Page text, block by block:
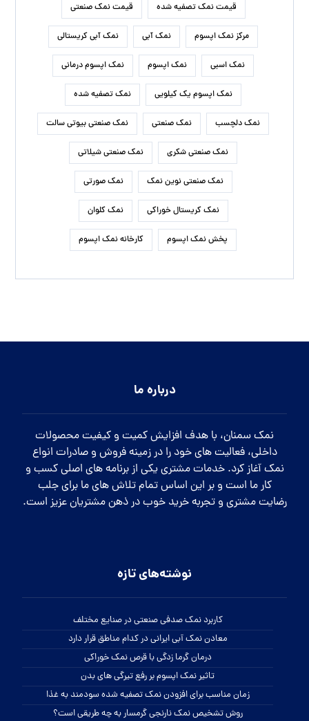
قیمت نمک تصفیه شده قیمت نمک صنعتی
مرکز نمک اپسوم نمک آبی نمک آبی کریستالی
نمک اسبی نمک اپسوم نمک اپسوم درمانی
نمک اپسوم یک کیلویی نمک تصفیه شده
نمک دلچسب نمک صنعتی نمک صنعتی بیوتی سالت
نمک صنعتی شکری نمک صنعتی شیلاتی
نمک صنعتی نوین نمک نمک صورتی
نمک کریستال خوراکی نمک کلوان
پخش نمک اپسوم کارخانه نمک اپسوم
درباره ما
نمک سمنان، با هدف افزایش کمیت و کیفیت محصولات
داخلی، فعالیت های خود را در زمینه فروش و صادرات انواع
نمک آغاز کرد. خدمات مشتری یکی از برنامه های اصلی کسب و
کار ما است و بر این اساس تمام تلاش های ما برای جلب
رضایت مشتری و تجربه خرید خوب در ذهن مشتریان عزیز است.
نوشته‌های تازه
کاربرد نمک صدفی صنعتی در صنایع مختلف
معادن نمک آبی ایرانی در کدام مناطق قرار دارد
درمان گرما زدگی با قرص نمک خوراکی
تاثیر نمک اپسوم بر رفع تیرگی های بدن
زمان مناسب برای افزودن نمک تصفیه شده سودمند به غذا
روش تشخیص نمک نارنجی گرمسار به چه طریقی است؟